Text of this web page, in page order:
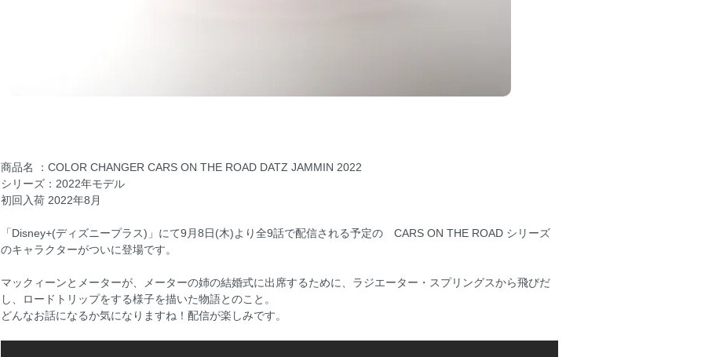
商品名 ：COLOR CHANGER CARS ON THE ROAD DATZ JAMMIN 2022
シリーズ：2022年モデル
初回入荷 2022年8月
「Disney+(ディズニープラス)」にて9月8日(木)より全9話で配信される予定の CARS ON THE ROAD シリーズ
のキャラクターがついに登場です。
マックィーンとメーターが、メーターの姉の結婚式に出席するために、ラジエーター・スプリングスから飛びだ
し、ロードトリップをする様子を描いた物語とのこと。
どんなお話になるか気になりますね！配信が楽しみです。